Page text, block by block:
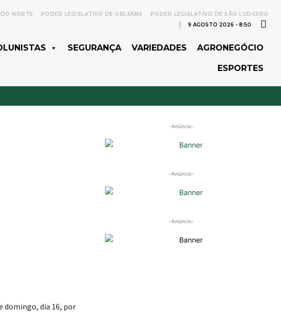
NORTE PODER LEGISLATIVO DE ORLEANS
PODER LEGISLATIVO DE SÃO LUDGERO
9 AGOSTO 2026 - 8:50
SEGURANÇA VARIEDADES AGRONEGÓCIO
ESPORTES
domingo, dia 16, por
-Anúncio-
-Anúncio-
-Anúncio-